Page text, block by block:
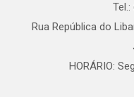
Rua República do
HORÁRIO: